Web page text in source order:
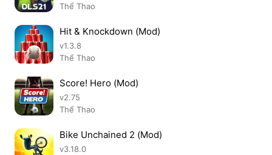
Thể Thao
Hit & Knockdown (Mod)
v1.3.8
Thể Thao
Score! Hero (Mod)
v2.75
Thể Thao
Bike Unchained 2 (Mod)
v3.18.0